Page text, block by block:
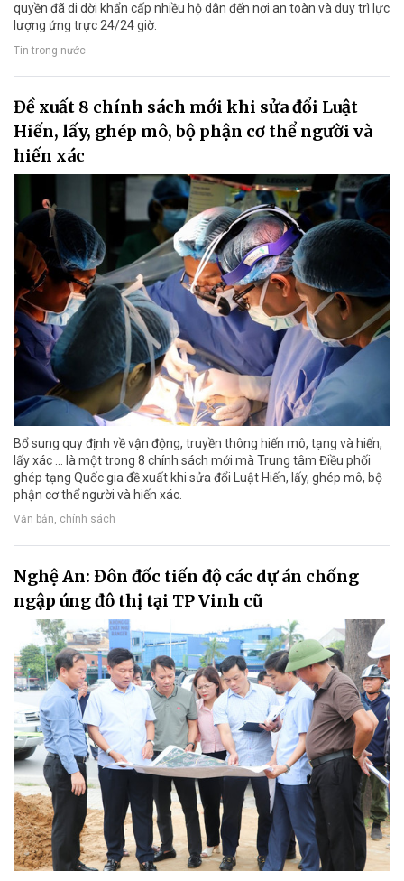
quyền đã di dời khẩn cấp nhiều hộ dân đến nơi an toàn và duy trì lực
lượng ứng trực 24/24 giờ.
Tin trong nước
Đề xuất 8 chính sách mới khi sửa đổi Luật
Hiến, lấy, ghép mô, bộ phận cơ thể người và
hiến xác
Bổ sung quy định về vận động, truyền thông hiến mô, tạng và hiến,
lấy xác ... là một trong 8 chính sách mới mà Trung tâm Điều phối
ghép tạng Quốc gia đề xuất khi sửa đổi Luật Hiến, lấy, ghép mô, bộ
phận cơ thể người và hiến xác.
Văn bản, chính sách
Nghệ An: Đôn đốc tiến độ các dự án chống
ngập úng đô thị tại TP Vinh cũ